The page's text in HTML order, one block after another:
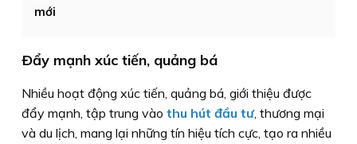
mới
Ðẩy mạnh xúc tiến, quảng bá
Nhiều hoạt động xúc tiến, quảng bá, giới thiệu được
đẩy mạnh, tập trung vào thu hút đầu tư, thương mại
và du lịch, mang lại những tín hiệu tích cực, tạo ra nhiều